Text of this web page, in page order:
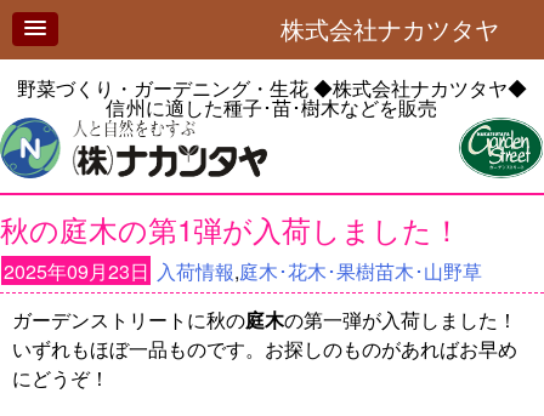
株式会社ナカツタヤ
野菜づくり・ガーデニング・生花◆株式会社ナカツタヤ◆
信州に適した種子･苗･樹木などを販売
秋の庭木の第1弾が入荷しました！
2025年09月23日 入荷情報,庭木･花木･果樹苗木･山野草
ガーデンストリートに秋の庭木の第一弾が入荷しました！
いずれもほぼ一品ものです。お探しのものがあればお早め
にどうぞ！